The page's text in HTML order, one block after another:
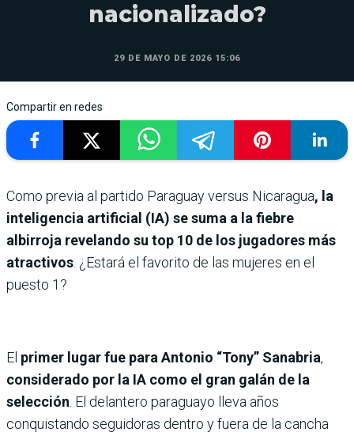
nacionalizado?
29 DE MAYO DE 2026 15:06
Compartir en redes
Como previa al partido Paraguay versus Nicaragua, la
inteligencia artificial (IA) se suma a la fiebre
albirroja revelando su top 10 de los jugadores más
atractivos . ¿Estará el favorito de las mujeres en el
puesto 1?
El primer lugar fue para Antonio “Tony” Sanabria,
considerado por la IA como el gran galán de la
selección . El delantero paraguayo lleva años
conquistando seguidoras dentro y fuera de la cancha